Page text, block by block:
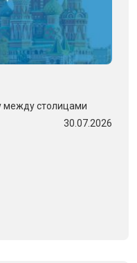
между столицами
30.07.2026